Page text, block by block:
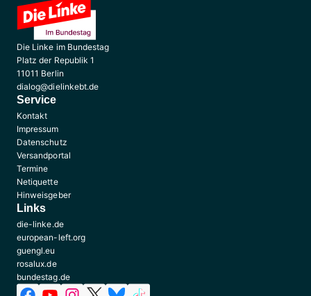
Die Linke im Bundestag
Platz der Republik 1
11011 Berlin
dialog@dielinkebt.de
Service
Kontakt
Impressum
Datenschutz
Versandportal
Termine
Netiquette
Hinweisgeber
Links
die-linke.de
european-left.org
guengl.eu
rosalux.de
bundestag.de